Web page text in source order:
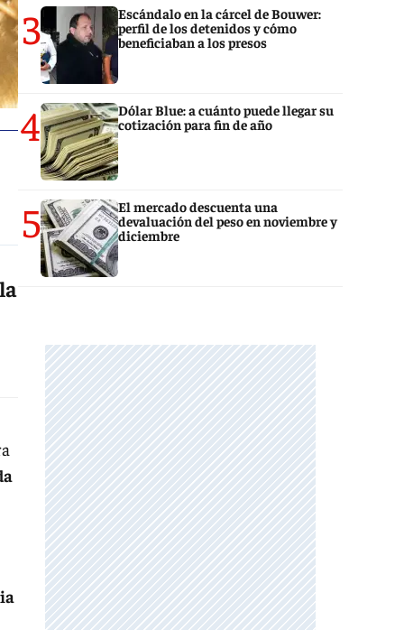
3
Escándalo en la cárcel de Bouwer:
perfil de los detenidos y cómo
beneficiaban a los presos
4
Dólar Blue: a cuánto puede llegar su
cotización para fin de año
5
El mercado descuenta una
devaluación del peso en noviembre y
diciembre